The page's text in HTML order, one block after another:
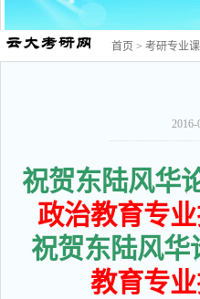
首页 > 考研专业课
2016-
祝贺东陆风华
政治教育专业
祝贺东陆风华
教育专业